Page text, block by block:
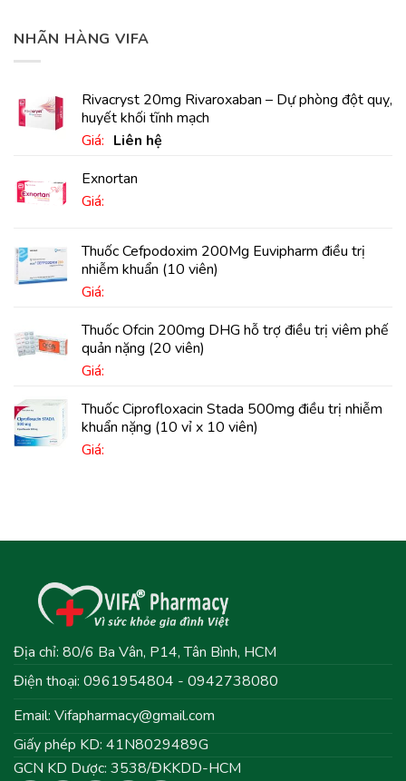
NHÃN HÀNG VIFA
Rivacryst 20mg Rivaroxaban – Dự phòng đột quỵ,
huyết khối tĩnh mạch
Giá: Liên hệ
Exnortan
Giá:
Thuốc Cefpodoxim 200Mg Euvipharm điều trị
nhiễm khuẩn (10 viên)
Giá:
Thuốc Ofcin 200mg DHG hỗ trợ điều trị viêm phế
quản nặng (20 viên)
Giá:
Thuốc Ciprofloxacin Stada 500mg điều trị nhiễm
khuẩn nặng (10 vỉ x 10 viên)
Giá:
Địa chỉ: 80/6 Ba Vân, P14, Tân Bình, HCM
Điện thoại: 0961954804 - 0942738080
Email: Vifapharmacy@gmail.com
Giấy phép KD: 41N8029489G
GCN KD Dược: 3538/ĐKKDD-HCM